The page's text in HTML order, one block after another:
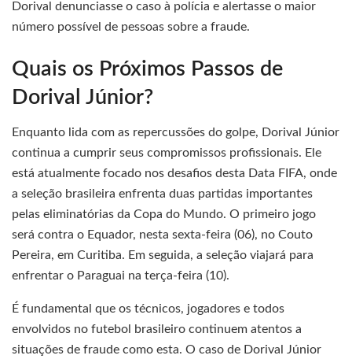
Dorival denunciasse o caso à polícia e alertasse o maior
número possível de pessoas sobre a fraude.
Quais os Próximos Passos de
Dorival Júnior?
Enquanto lida com as repercussões do golpe, Dorival Júnior
continua a cumprir seus compromissos profissionais. Ele
está atualmente focado nos desafios desta Data FIFA, onde
a seleção brasileira enfrenta duas partidas importantes
pelas eliminatórias da Copa do Mundo. O primeiro jogo
será contra o Equador, nesta sexta-feira (06), no Couto
Pereira, em Curitiba. Em seguida, a seleção viajará para
enfrentar o Paraguai na terça-feira (10).
É fundamental que os técnicos, jogadores e todos
envolvidos no futebol brasileiro continuem atentos a
situações de fraude como esta. O caso de Dorival Júnior